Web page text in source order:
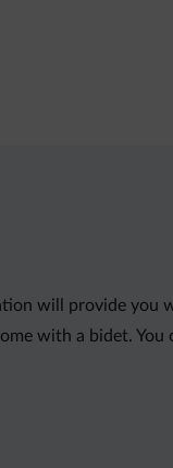
will provide you
with a bidet. You